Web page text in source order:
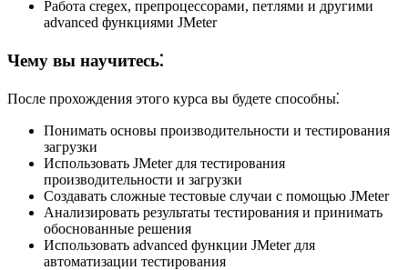
Работа сregex, препроцессорами, петлями и другими
advanced функциями JMeter
Чему вы научитесь⁚
После прохождения этого курса вы будете способны⁚
Понимать основы производительности и тестирования
загрузки
Использовать JMeter для тестирования
производительности и загрузки
Создавать сложные тестовые случаи с помощью JMeter
Анализировать результаты тестирования и принимать
обоснованные решения
Использовать advanced функции JMeter для
автоматизации тестирования